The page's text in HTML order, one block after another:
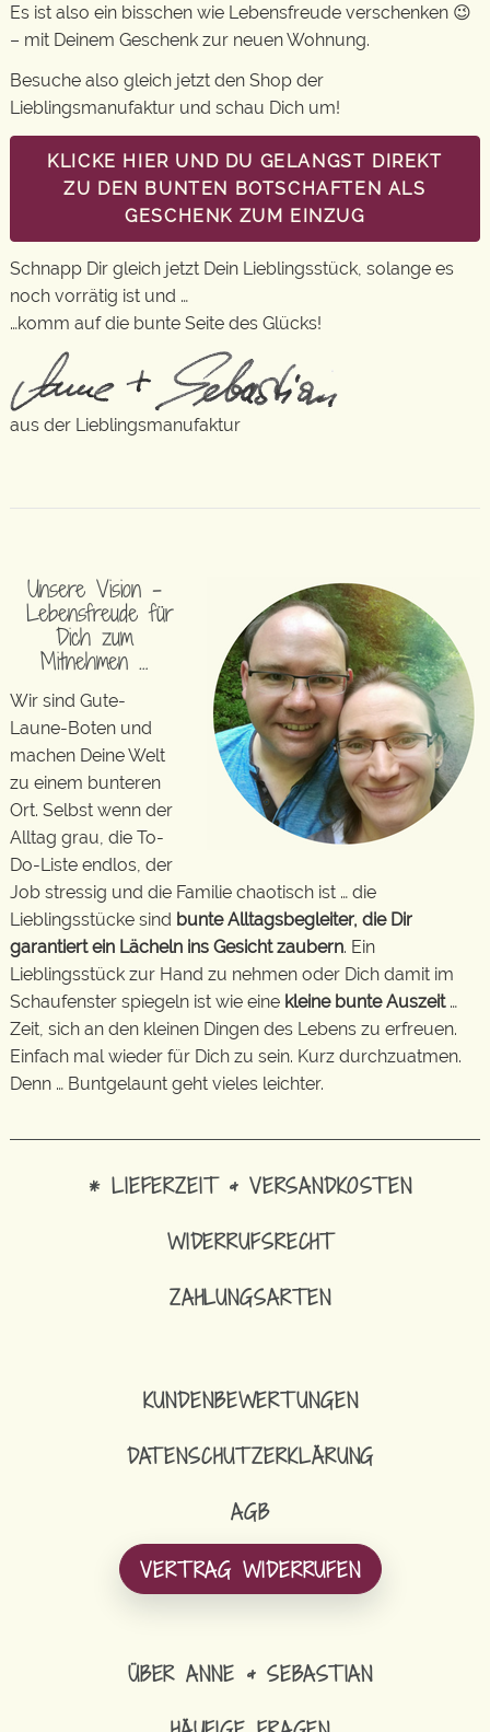
Es ist also ein bisschen wie Lebensfreude verschenken 😉
– mit Deinem Geschenk zur neuen Wohnung.
Besuche also gleich jetzt den Shop der
Lieblingsmanufaktur und schau Dich um!
KLICKE HIER UND DU GELANGST DIREKT
ZU DEN BUNTEN BOTSCHAFTEN ALS
GESCHENK ZUM EINZUG
Schnapp Dir gleich jetzt Dein Lieblingsstück, solange es
noch vorrätig ist und …
…komm auf die bunte Seite des Glücks!
aus der Lieblingsmanufaktur
Unsere Vision –
Lebensfreude für
Dich zum
Mitnehmen …
Wir sind Gute-
Laune-Boten und
machen Deine Welt
zu einem bunteren
Ort. Selbst wenn der
Alltag grau, die To-
Do-Liste endlos, der
Job stressig und die Familie chaotisch ist … die
Lieblingsstücke sind bunte Alltagsbegleiter, die Dir
garantiert ein Lächeln ins Gesicht zaubern. Ein
Lieblingsstück zur Hand zu nehmen oder Dich damit im
Schaufenster spiegeln ist wie eine kleine bunte Auszeit…
Zeit, sich an den kleinen Dingen des Lebens zu erfreuen.
Einfach mal wieder für Dich zu sein. Kurz durchzuatmen.
Denn … Buntgelaunt geht vieles leichter.
* LIEFERZEIT & VERSANDKOSTEN
WIDERRUFSRECHT
ZAHLUNGSARTEN
KUNDENBEWERTUNGEN
DATENSCHUTZERKLÄRUNG
AGB
VERTRAG WIDERRUFEN
ÜBER ANNE & SEBASTIAN